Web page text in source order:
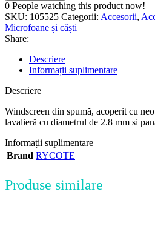
0 People watching this product now!
SKU: 105525 Categorii: Accesorii,
Microfoane și căști
Share:
Descriere
Informații suplimentare
Descriere
Windscreen din spumă, acoperit cu
lavalieră cu diametrul de 2.8 mm si
Informații suplimentare
Brand RYCOTE
Produse similare